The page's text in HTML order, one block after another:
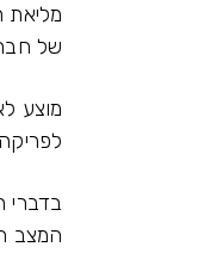
של
בדברי
המצב